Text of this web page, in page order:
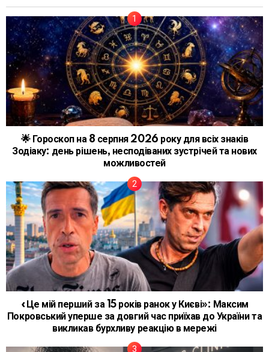
🌟 Гороскоп на 8 серпня 2026 року для всіх знаків
Зодіаку: день рішень, несподіваних зустрічей та нових
можливостей
«Це мій перший за 15 років ранок у Києві»: Максим
Покровський уперше за довгий час приїхав до України та
викликав бурхливу реакцію в мережі